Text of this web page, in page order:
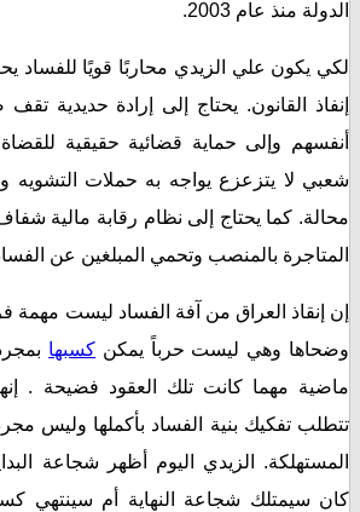
منذ عام 2003.
علي الزيدي محاربًا قويًا للفساد يحتاج
القانون. يحتاج إلى إرادة حديدية تقف ضد
وإلى حماية قضائية حقيقية للقضاة
لا يتزعزع يواجه به حملات التشويه
كما يحتاج إلى نظام رقابة مالية شفاف
بالمنصب وتحمي المبلغين عن الفساد.
العراق من آفة الفساد ليست مهمة فردية
وهي ليست حرباً يمكنكسبهابمجرد
مهما كانت تلك العقود فضيحة . إنها
تفكيك بنية الفساد بأكملها وليس مجرد
الزيدي اليوم أظهر شجاعة البداية
شجاعة النهاية أم سينتهي كسابقيه